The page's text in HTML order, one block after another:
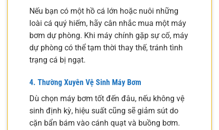
Nếu bạn có một hồ cá lớn hoặc nuôi những
loài cá quý hiếm, hãy cân nhắc mua một máy
bơm dự phòng. Khi máy chính gặp sự cố, máy
dự phòng có thể tạm thời thay thế, tránh tình
trạng cá bị ngạt.
4. Thường Xuyên Vệ Sinh Máy Bơm
Dù chọn máy bơm tốt đến đâu, nếu không vệ
sinh định kỳ, hiệu suất cũng sẽ giảm sút do
cặn bẩn bám vào cánh quạt và buồng bơm.